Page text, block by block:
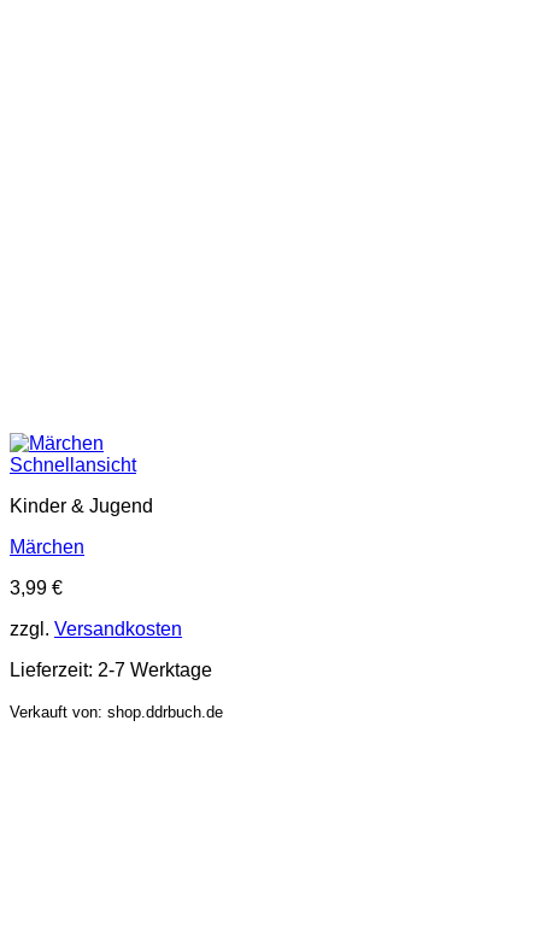
Schnellansicht
Kinder & Jugend
Märchen
3,99 €
zzgl. Versandkosten
Lieferzeit: 2-7 Werktage
Verkauft von: shop.ddrbuch.de